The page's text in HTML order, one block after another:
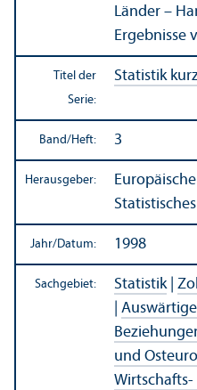
Länder –
Ergebnisse
Titel der
Serie:
Statistik
Band/Heft: 3
Herausgeber:
Jahr/Datum: 1998
Sachgebiet: Statistik|
und